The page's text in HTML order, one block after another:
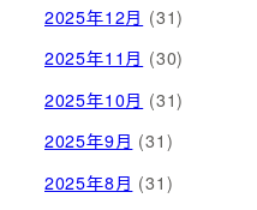
2025年12月 (31)
2025年11月 (30)
2025年10月 (31)
2025年9月 (31)
2025年8月 (31)